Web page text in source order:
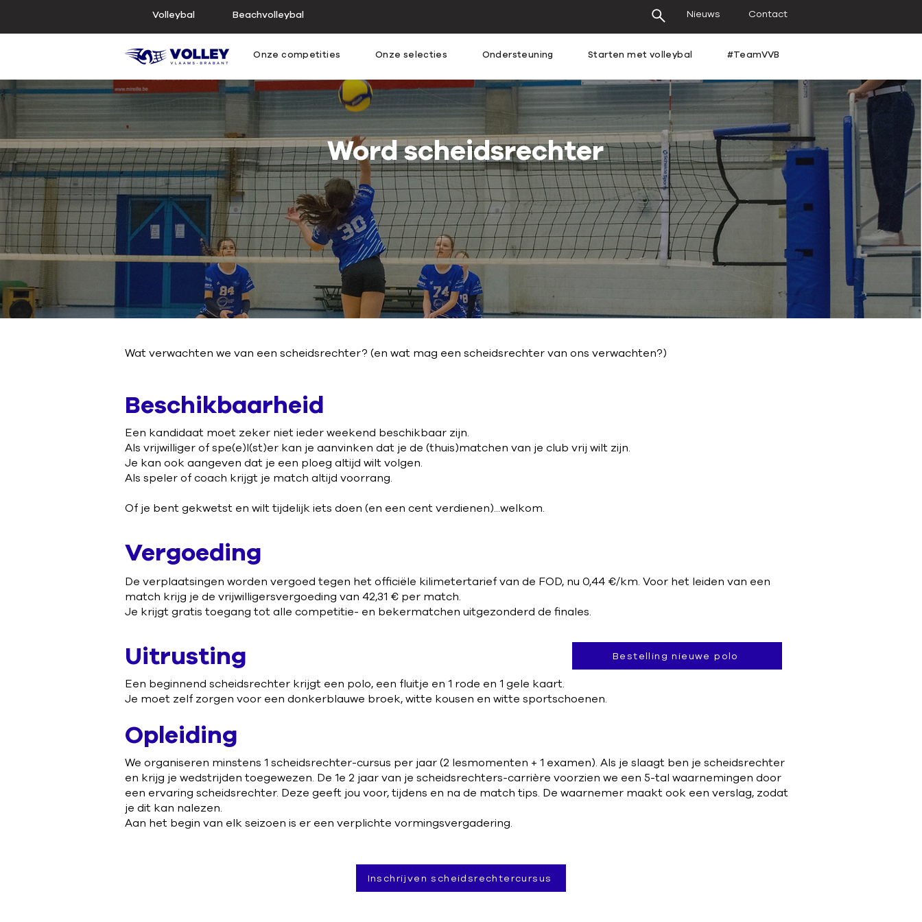
Volleybal Beachvolleybal Contact
Nieuws
Onze competities Onze selecties Ondersteuning Starten met volleybal #TeamVVB
Word scheidsrechter
Wat verwachten we van een scheidsrechter? (en wat mag een scheidsrechter van ons verwachten?)
Beschikbaarheid
Een kandidaat moet zeker niet ieder weekend beschikbaar zijn.
Als vrijwilliger of spe(e)l(st)er kan je aanvinken dat je de (thuis)matchen van je club vrij wilt zijn.
Je kan ook aangeven dat je een ploeg altijd wilt volgen.
Als speler of coach krijgt je match altijd voorrang.
Of je bent gekwetst en wilt tijdelijk iets doen (en een cent verdienen)...welkom.
Vergoeding
De verplaatsingen worden vergoed tegen het officiële kilimetertarief van de FOD, nu 0,44 €/km. Voor het leiden van een
match krijg je de vrijwilligersvergoeding van 42,31 € per match.
Je krijgt gratis toegang tot alle competitie- en bekermatchen uitgezonderd de finales.
Uitrusting Bestelling nieuwe polo
Een beginnend scheidsrechter krijgt een polo, een fluitje en 1 rode en 1 gele kaart.
Je moet zelf zorgen voor een donkerblauwe broek, witte kousen en witte sportschoenen.
Opleiding
We organiseren minstens 1 scheidsrechter-cursus per jaar (2 lesmomenten + 1 examen). Als je slaagt ben je scheidsrechter
en krijg je wedstrijden toegewezen. De 1e 2 jaar van je scheidsrechters-carrière voorzien we een 5-tal waarnemingen door
een ervaring scheidsrechter. Deze geeft jou voor, tijdens en na de match tips. De waarnemer maakt ook een verslag, zodat
je dit kan nalezen.
Aan het begin van elk seizoen is er een verplichte vormingsvergadering.
Inschrijven scheidsrechtercursus